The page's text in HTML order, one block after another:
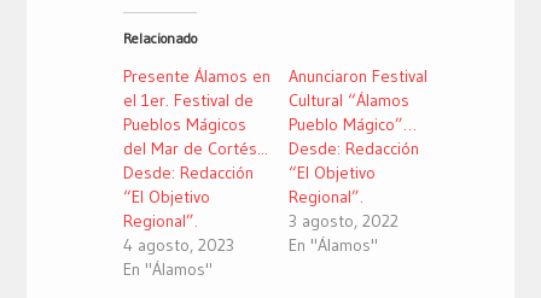
Twitter
abre
una
ventana
nueva)
una
ventana
nueva)
una
ventana
nueva)
Relacionado
Presente Álamos en
el 1er. Festival de
Pueblos Mágicos
del Mar de Cortés...
Desde: Redacción
“El Objetivo
Regional”.
4 agosto, 2023
En "Álamos"
Anunciaron Festival
Cultural “Álamos
Pueblo Mágico”…
Desde: Redacción
“El Objetivo
Regional”.
3 agosto, 2022
En "Álamos"